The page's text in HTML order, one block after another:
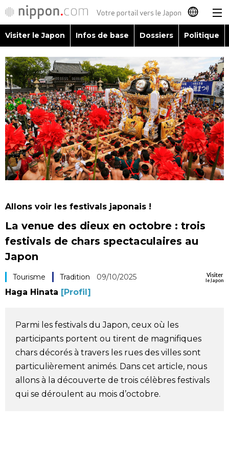
日本語
简体字
繁體字
Español
العربية
Visiter le Japon
Infos de base
Dossiers
Société
Culture
En plus
Données official SNS
Visiter le Japon Infos de base Dossiers Politique
Allons voir les festivals japonais !
La venue des dieux en octobre : trois
festivals de chars spectaculaires au
Japon
Visiter
le Japon
Tourisme Tradition 09/10/2025
Haga Hinata [Profil]
Parmi les festivals du Japon, ceux où les
participants portent ou tirent de magnifiques
chars décorés à travers les rues des villes sont
particulièrement animés. Dans cet article, nous
allons à la découverte de trois célèbres festivals
qui se déroulent au mois d’octobre.